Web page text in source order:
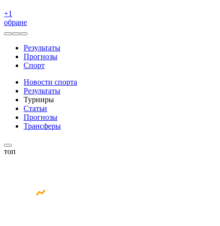
+1
обране
Результаты
Прогнозы
Спорт
Новости спорта
Результаты
Турниры
Статьи
Прогнозы
Трансферы
топ